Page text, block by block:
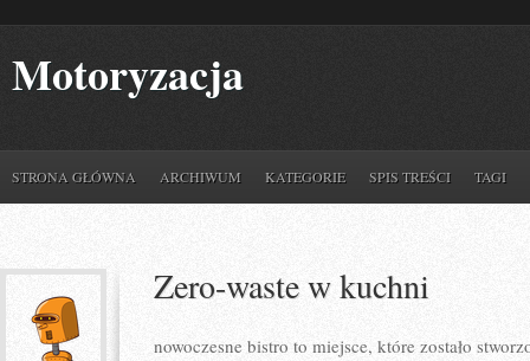
Motoryzacja
STRONA GŁÓWNA ARCHIWUM KATEGORIE SPIS TREŚCI TAGI
Zero-waste w kuchni
nowoczesne bistro to miejsce, które zostało